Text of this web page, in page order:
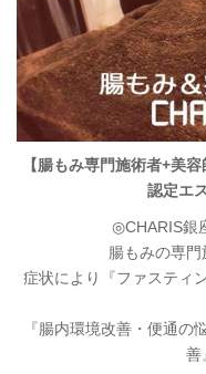
【腸もみ専門施術者+美
認定エ
◎CHARIS銀
腸もみの専
症状により『ファスティ
『腸内環境改善・便通の
善